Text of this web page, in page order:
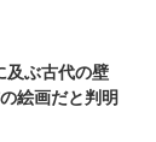
及ぶ古代の壁
絵画だと判明